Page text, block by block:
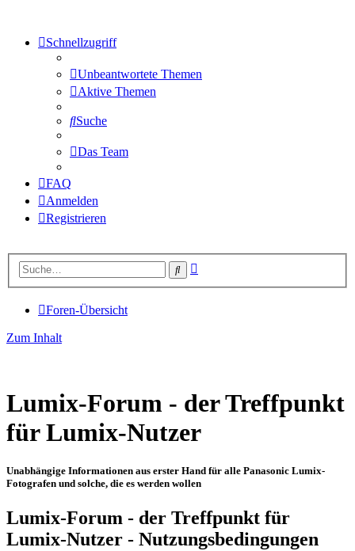
Schnellzugriff
Unbeantwortete Themen
Aktive Themen
Suche
Das Team
FAQ
Anmelden
Registrieren
Suche
Foren-Übersicht
Zum Inhalt
Lumix-Forum - der Treffpunkt
für Lumix-Nutzer
Unabhängige Informationen aus erster Hand für alle Panasonic Lumix-
Fotografen und solche, die es werden wollen
Lumix-Forum - der Treffpunkt für
Lumix-Nutzer - Nutzungsbedingungen